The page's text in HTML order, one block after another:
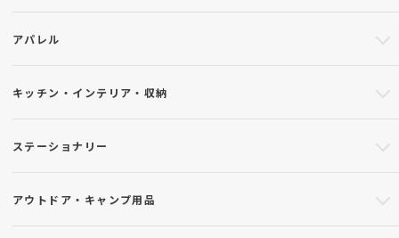
アパレル
キッチン・インテリア・収納
ステーショナリー
アウトドア・キャンプ用品